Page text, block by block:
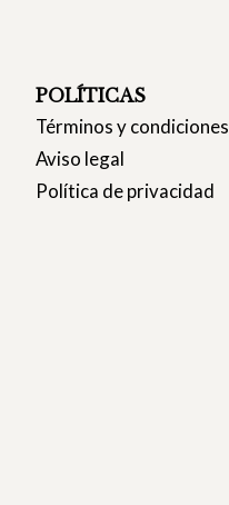
POLÍTICAS
Términos y condiciones
Aviso legal
Política de privacidad